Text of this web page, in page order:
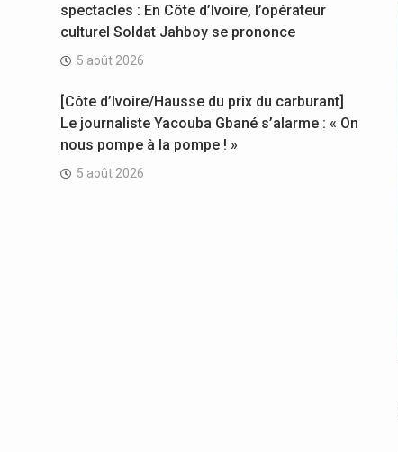
spectacles : En Côte d’Ivoire, l’opérateur
culturel Soldat Jahboy se prononce
5 août 2026
[Côte d’Ivoire/Hausse du prix du carburant]
Le journaliste Yacouba Gbané s’alarme : « On
nous pompe à la pompe ! »
5 août 2026